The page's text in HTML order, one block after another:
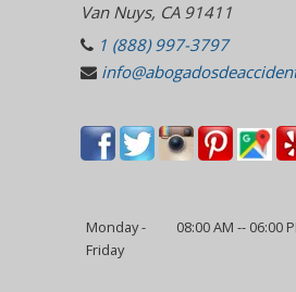
Van Nuys, CA 91411
1 (888) 997-3797
Monday -
Friday
08:00 AM -- 06:00